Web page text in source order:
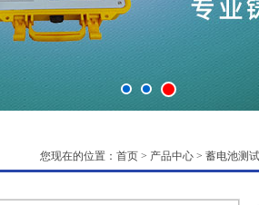
您现在的位置： 首页 > 产品中心 > 蓄电池测